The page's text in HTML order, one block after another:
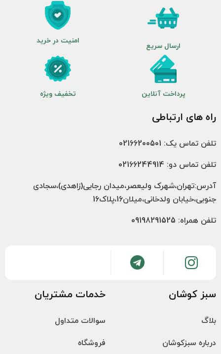
ارسال سریع
امنیت در خرید
پرداخت آنلاین تخفیف ویژه
راه های ارتباطی
تلفن تماس یک: 02166200501
تلفن تماس دو: 02166244914
آدرس:تهران،شهرک ولیعصر،میدان رجایی(زاهدی)،سجادی
جنوبی،خیابان ولدخانی،میلان16،پلاک16
تلفن همراه: 09198291525
سبز کوشان
بلاگ
درباره سبزکوشان
خدمات مشتریان
سوالات متداول
فروشگاه